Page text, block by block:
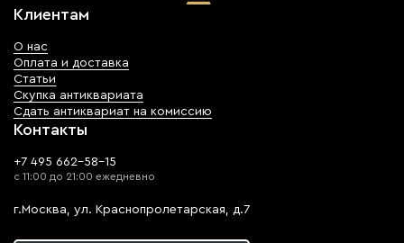
Клиентам
О нас
Оплата и доставка
Статьи
Скупка антиквариата
Сдать антиквариат на комиссию
Контакты
+7 495 662-58-15
с 11:00 до 21:00 ежедневно
г.Москва, ул. Краснопролетарская, д.7